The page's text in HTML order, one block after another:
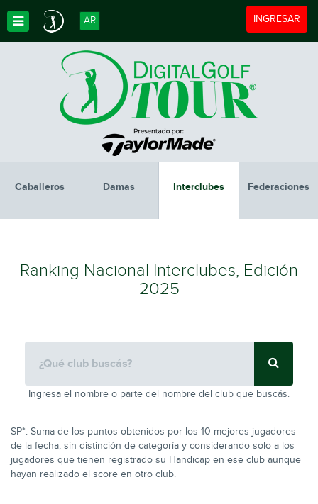
Toggle
INGRESAR
Toggle Dropdown
AR
Caballeros Damas Interclubes Federaciones
Ranking Nacional Interclubes, Edición
2025
Ingresa el nombre o parte del nombre del club que buscás.
SP*: Suma de los puntos obtenidos por los 10 mejores jugadores
de la fecha, sin distinción de categoría y considerando solo a los
jugadores que tienen registrado su Handicap en ese club aunque
hayan realizado el score en otro club.